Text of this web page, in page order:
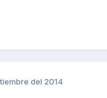
del 2014